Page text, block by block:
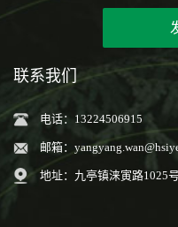
联系我们
电话：13224506915
邮箱：
地址：九亭镇涞寅路1025